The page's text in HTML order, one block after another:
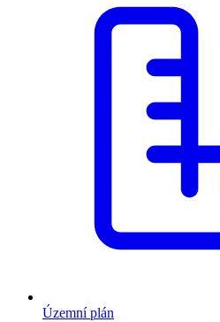
Územní plán